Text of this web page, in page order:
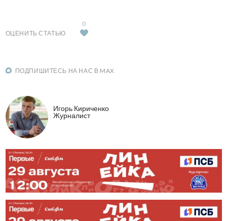
ОЦЕНИТЬ СТАТЬЮ
0
ПОДПИШИТЕСЬ НА НАС В MAX
Игорь Кириченко
Журналист